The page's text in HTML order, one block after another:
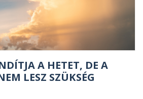
A HETET, DE A
LESZ SZÜKSÉG